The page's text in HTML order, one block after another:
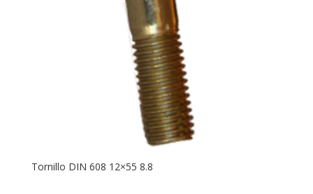
Tornillo DIN 608 12×55 8.8